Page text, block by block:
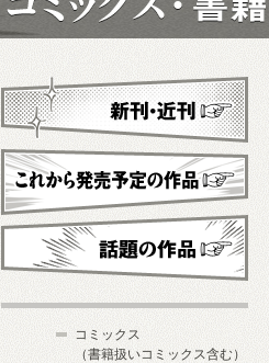
新刊・近刊
これから発売予定
コミックス
（書籍扱いコミックス含む）